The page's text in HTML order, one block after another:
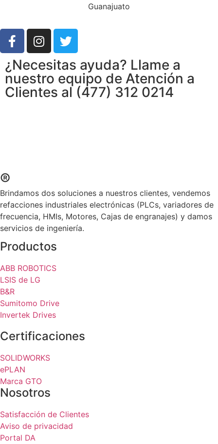
Guanajuato
¿Necesitas ayuda? Llame a
nuestro equipo de Atención a
Clientes al (477) 312 0214
®
Brindamos dos soluciones a nuestros clientes, vendemos
refacciones industriales electrónicas (PLCs, variadores de
frecuencia, HMIs, Motores, Cajas de engranajes) y damos
servicios de ingeniería.
Productos
ABB ROBOTICS
LSIS de LG
B&R
Sumitomo Drive
Invertek Drives
Certificaciones
SOLIDWORKS
ePLAN
Marca GTO
Nosotros
Satisfacción de Clientes
Aviso de privacidad
Portal DA